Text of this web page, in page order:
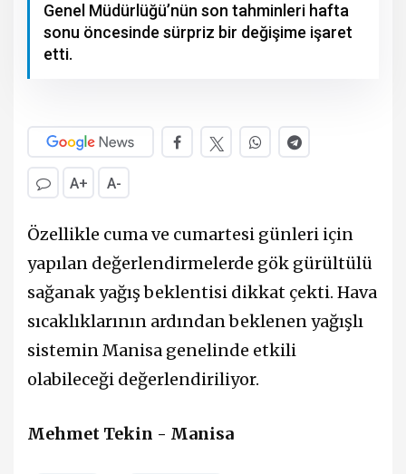
Genel Müdürlüğü’nün son tahminleri hafta
sonu öncesinde sürpriz bir değişime işaret
etti.
A+ A-
Özellikle cuma ve cumartesi günleri için
yapılan değerlendirmelerde gök gürültülü
sağanak yağış beklentisi dikkat çekti. Hava
sıcaklıklarının ardından beklenen yağışlı
sistemin Manisa genelinde etkili
olabileceği değerlendiriliyor.
Mehmet Tekin - Manisa